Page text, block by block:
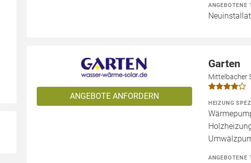
ANGEBOTENE
ANGEBOTE ANFORDERN
Garten
Mittelbacher
HEIZUNG
ANGEBOTENE